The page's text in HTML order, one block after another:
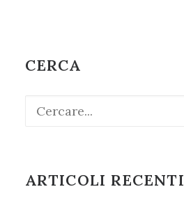
CERCA
ARTICOLI RECENTI